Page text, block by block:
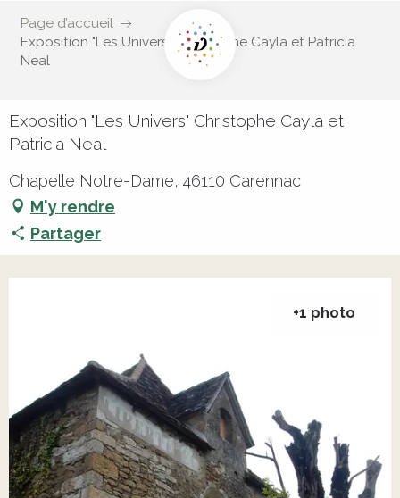
Page d’accueil
Exposition "Les Univers" Christophe Cayla et Patricia
Neal
Exposition "Les Univers" Christophe Cayla et
Patricia Neal
Chapelle Notre-Dame, 46110 Carennac
M'y rendre
Partager
+1 photo